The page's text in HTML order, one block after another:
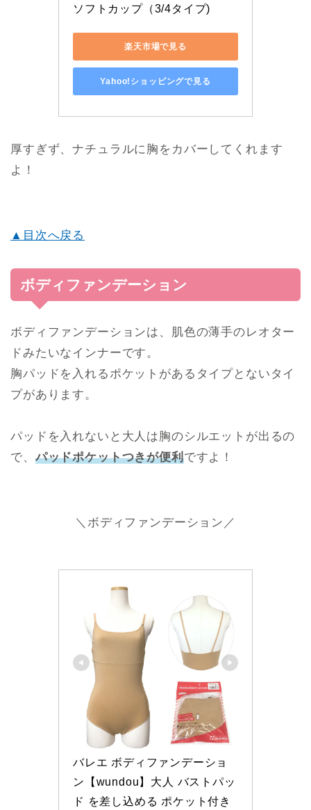
ソフトカップ（3/4タイプ)
楽天市場で見る
Yahoo!ショッピングで見る
厚すぎず、ナチュラルに胸をカバーしてくれます
よ！
▲目次へ戻る
ボディファンデーション
ボディファンデーションは、肌色の薄手のレオター
ドみたいなインナーです。
胸パッドを入れるポケットがあるタイプとないタイ
プがあります。
パッドを入れないと大人は胸のシルエットが出るの
で、 パッドポケットつきが便利ですよ！
＼ボディファンデーション／
バレエ ボディファンデーショ
ン【wundou】大人 バストパッ
ド を差し込める ポケット付き